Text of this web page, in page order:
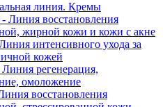
линия. Кремы
Линия восстановления
жирной кожи и кожи с акне
интенсивного ухода за
кожей
регенерация,
омоложение
восстановления